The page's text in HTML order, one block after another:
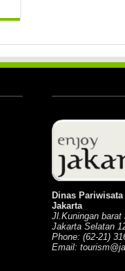
Dinas
Jakarta
Jl.Kuningan barat
Jakarta Selatan
Phone: (62-21)
Email: